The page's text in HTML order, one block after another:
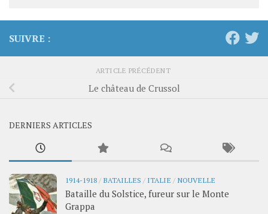
SUIVRE :
ARTICLE PRÉCÉDENT
Le château de Crussol
DERNIERS ARTICLES
1914-1918 / BATAILLES / ITALIE / NOUVELLE
Bataille du Solstice, fureur sur le Monte
Grappa